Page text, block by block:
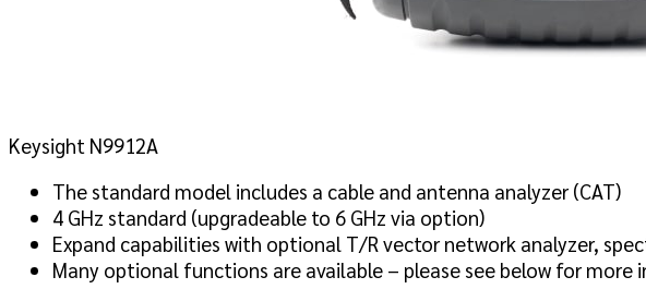
Keysight N9912A
The standard model includes a cable and antenna analyzer (CAT)
4 GHz standard (upgradeable to 6 GHz via option)
Expand capabilities with optional T/R vector network analyzer,
Many optional functions are available – please see below for more